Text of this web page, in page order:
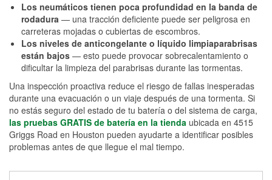
Los neumáticos tienen poca profundidad en la banda de
rodadura — una tracción deficiente puede ser peligrosa en
carreteras mojadas o cubiertas de escombros.
Los niveles de anticongelante o líquido limpiaparabrisas
están bajos — esto puede provocar sobrecalentamiento o
dificultar la limpieza del parabrisas durante las tormentas.
Una inspección proactiva reduce el riesgo de fallas inesperadas
durante una evacuación o un viaje después de una tormenta. Si
no estás seguro del estado de tu batería o del sistema de carga,
las pruebas GRATIS de batería en la tienda ubicada en 4515
Griggs Road en Houston pueden ayudarte a identificar posibles
problemas antes de que llegue el mal tiempo.